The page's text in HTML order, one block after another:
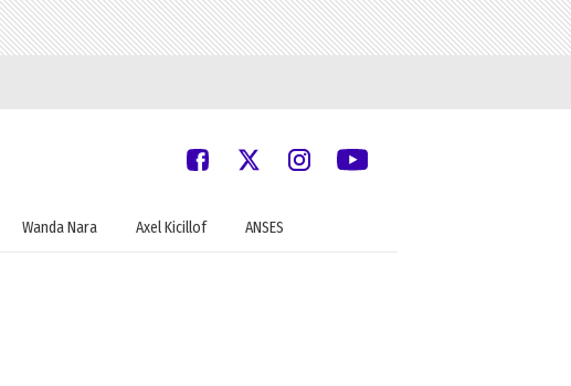
Wanda Nara Axel Kicillof ANSES